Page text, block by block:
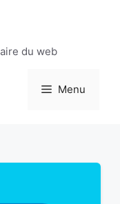
du web
Menu